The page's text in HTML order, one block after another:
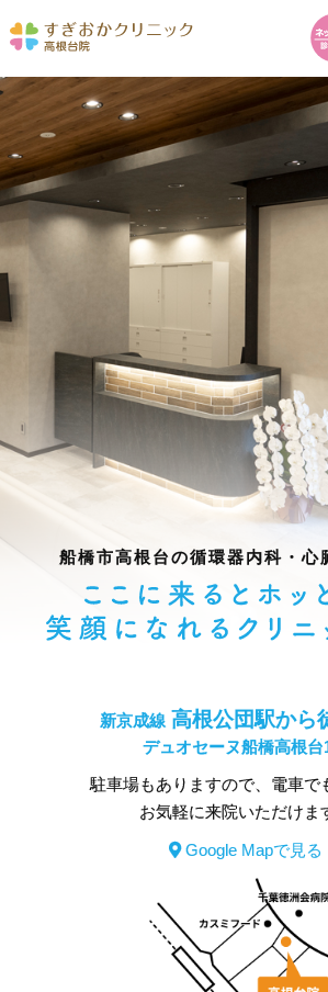
船橋市高根台の循環器内科・心
新京成線 高根公団駅から
デュオセーヌ船橋高根台
駐車場もありますので、電車で
お気軽に来院いただけま
Google Mapで見る